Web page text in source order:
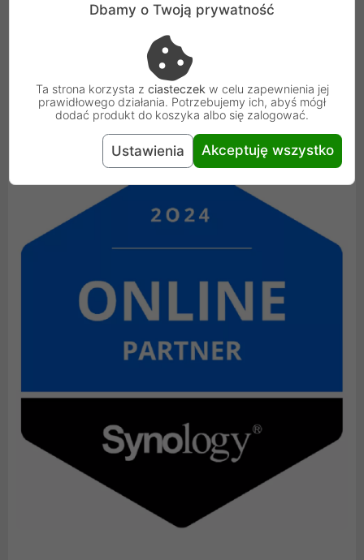
Dbamy o Twoją prywatność
Ta strona korzysta z ciasteczek w celu zapewnienia jej
prawidłowego działania. Potrzebujemy ich, abyś mógł
dodać produkt do koszyka albo się zalogować.
Ustawienia Akceptuję wszystko